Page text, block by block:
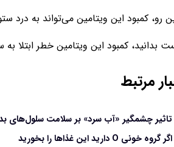
رو، کمبود این ویتامین می‌تواند به درد
بدانید، کمبود این ویتامین خطر ابتلا
مرتبط
تاثیر چشمگیر «آب سرد» بر سلامت سلول‌های
اگر گروه خونی O دارید این غذاها را بخورید